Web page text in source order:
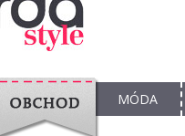
OBCHOD
MÓDA